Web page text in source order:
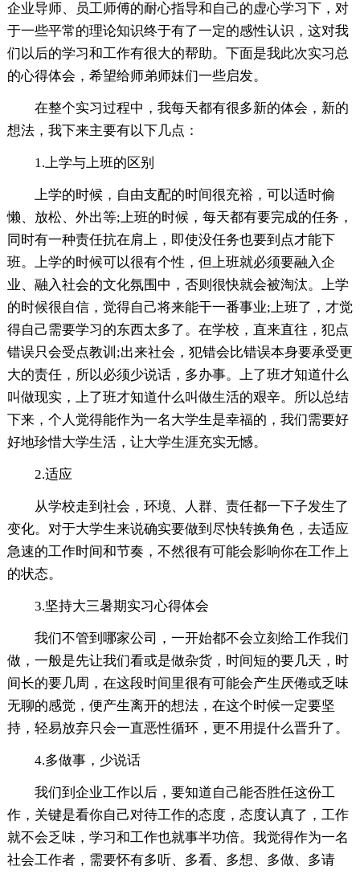
企业导师、员工师傅的耐心指导和自己的虚心学习下，对
于一些平常的理论知识终于有了一定的感性认识，这对我
们以后的学习和工作有很大的帮助。下面是我此次实习总
的心得体会，希望给师弟师妹们一些启发。
在整个实习过程中，我每天都有很多新的体会，新的
想法，我下来主要有以下几点：
1.上学与上班的区别
上学的时候，自由支配的时间很充裕，可以适时偷
懒、放松、外出等;上班的时候，每天都有要完成的任务，
同时有一种责任抗在肩上，即使没任务也要到点才能下
班。上学的时候可以很有个性，但上班就必须要融入企
业、融入社会的文化氛围中，否则很快就会被淘汰。上学
的时候很自信，觉得自己将来能干一番事业;上班了，才觉
得自己需要学习的东西太多了。在学校，直来直往，犯点
错误只会受点教训;出来社会，犯错会比错误本身要承受更
大的责任，所以必须少说话，多办事。上了班才知道什么
叫做现实，上了班才知道什么叫做生活的艰辛。所以总结
下来，个人觉得能作为一名大学生是幸福的，我们需要好
好地珍惜大学生活，让大学生涯充实无憾。
2.适应
从学校走到社会，环境、人群、责任都一下子发生了
变化。对于大学生来说确实要做到尽快转换角色，去适应
急速的工作时间和节奏，不然很有可能会影响你在工作上
的状态。
3.坚持大三暑期实习心得体会
我们不管到哪家公司，一开始都不会立刻给工作我们
做，一般是先让我们看或是做杂货，时间短的要几天，时
间长的要几周，在这段时间里很有可能会产生厌倦或乏味
无聊的感觉，便产生离开的想法，在这个时候一定要坚
持，轻易放弃只会一直恶性循环，更不用提什么晋升了。
4.多做事，少说话
我们到企业工作以后，要知道自己能否胜任这份工
作，关键是看你自己对待工作的态度，态度认真了，工作
就不会乏味，学习和工作也就事半功倍。我觉得作为一名
社会工作者，需要怀有多听、多看、多想、多做、多请